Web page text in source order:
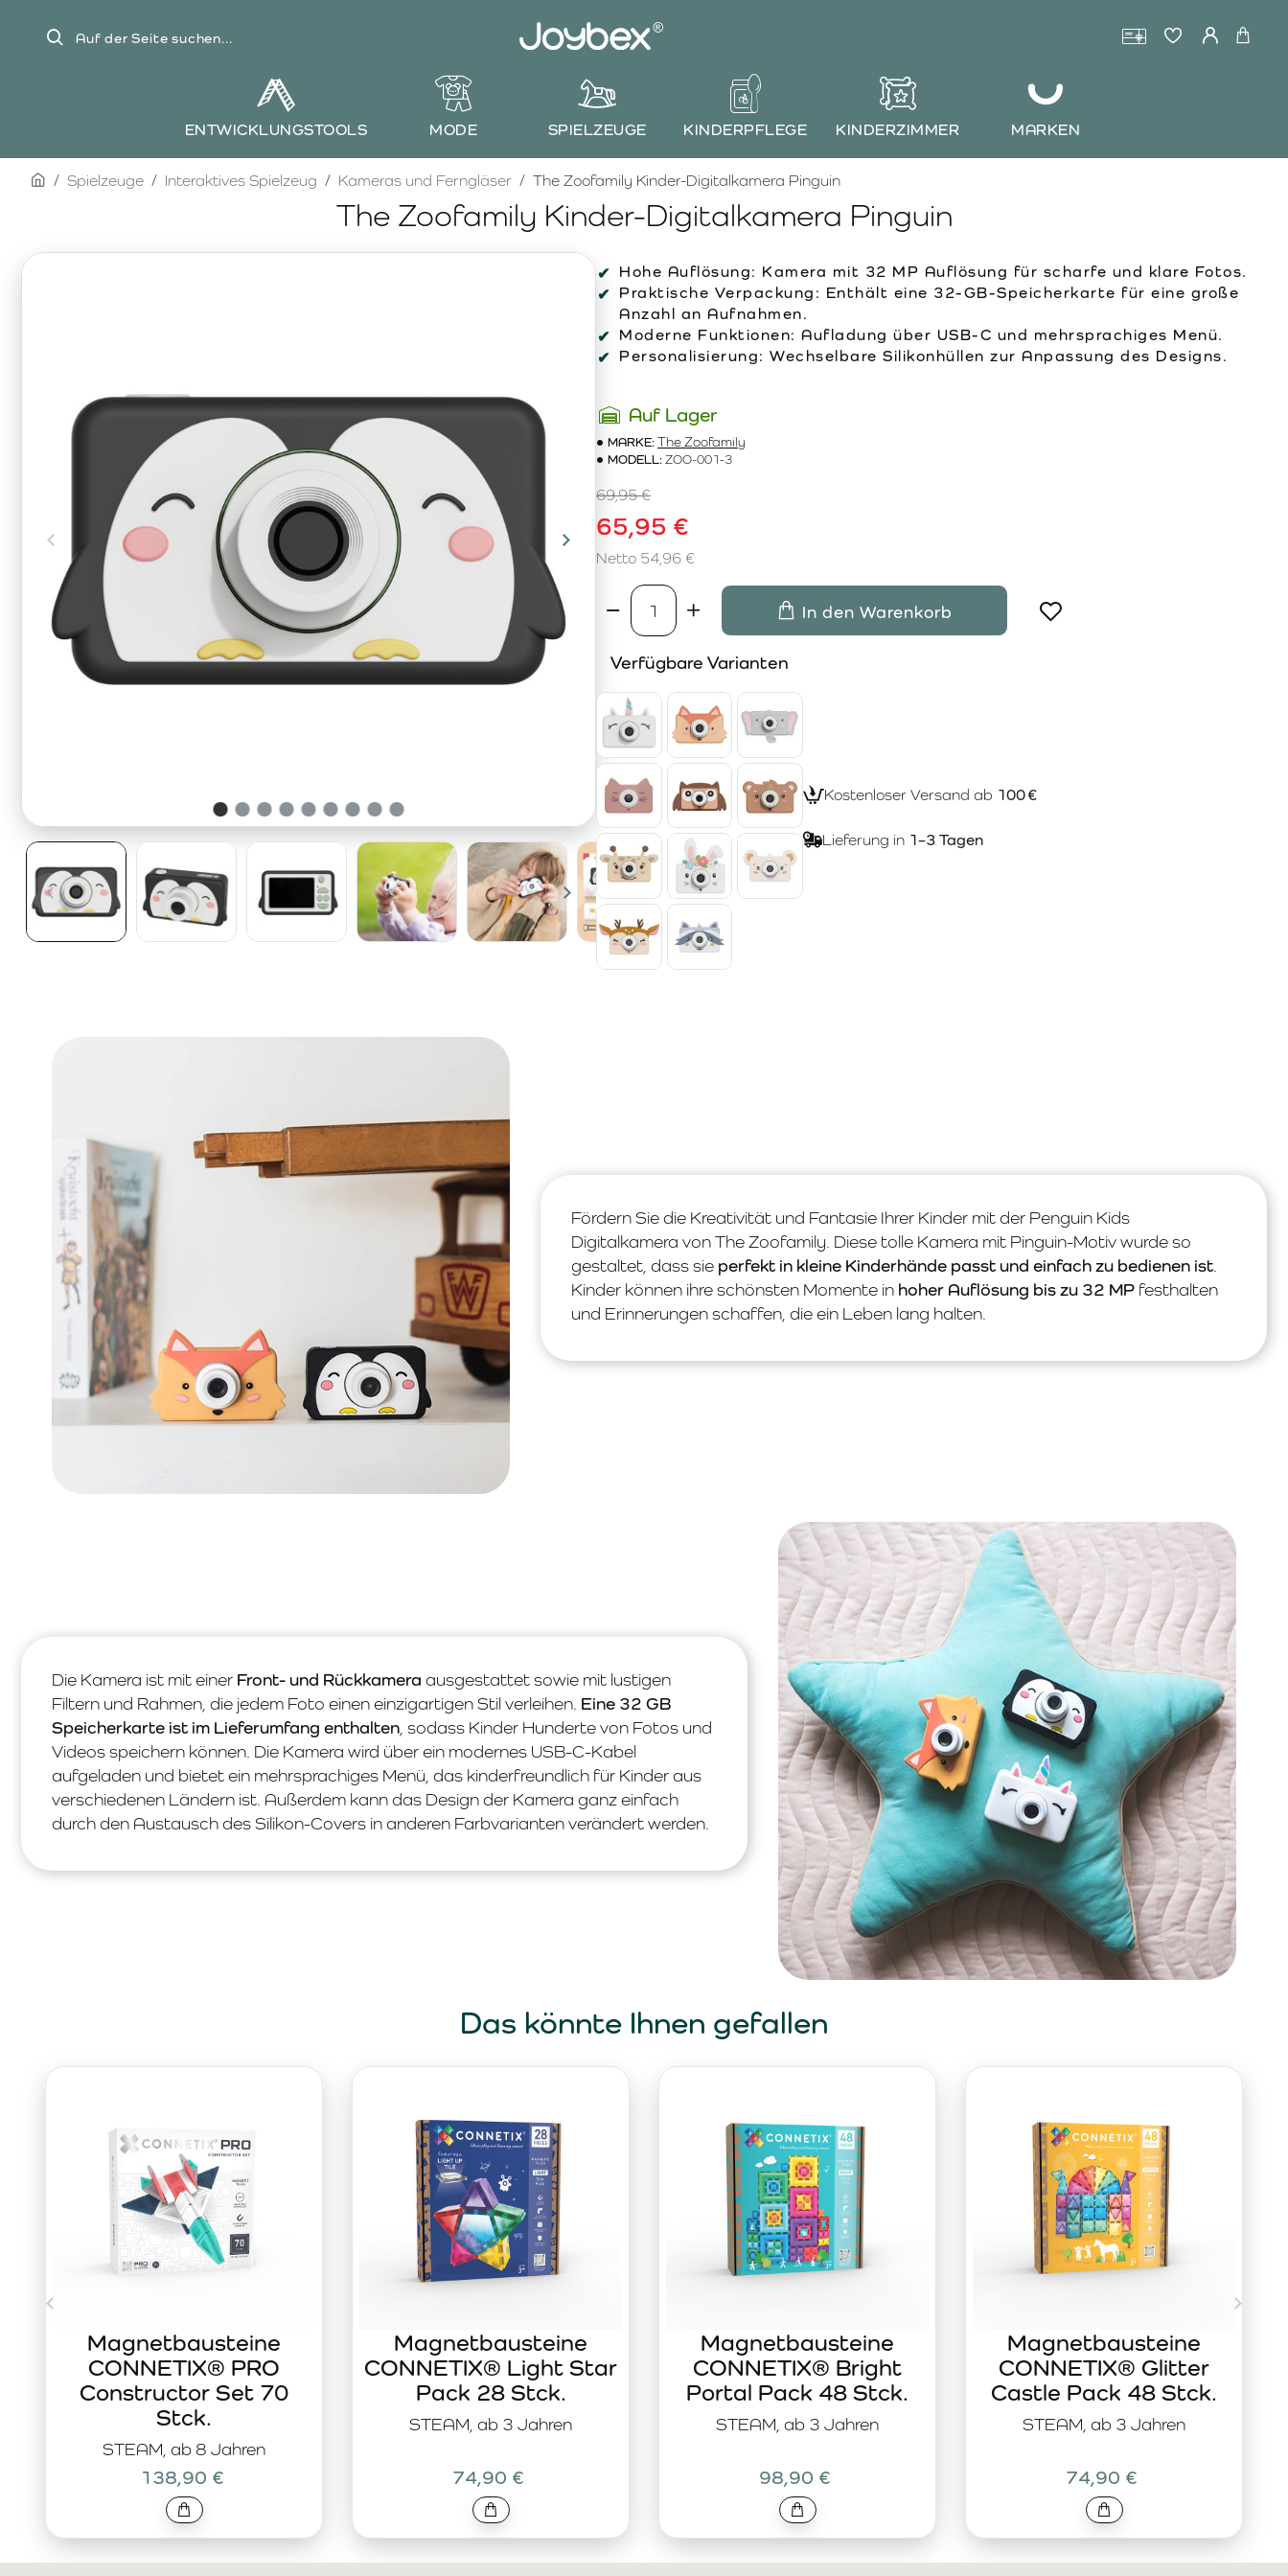
Auf
ENTWICKLUNGSTOOLS MODE SPIELZEUGE KINDERPFLEGE KINDERZIMMER MARKEN
The Zoofamily Kinder-Digitalkamera Pinguin
homeSpielzeuge Interaktives Spielzeug Kameras und Ferngläser The Zoofamily Kinder-Digitalkamera Pinguin
Hohe Auflösung: Kamera mit 32 MP Auflösung für scharfe und klare Fotos.
Praktische Verpackung: Enthält eine 32-GB-Speicherkarte für eine große
Anzahl an Aufnahmen.
Moderne Funktionen: Aufladung über USB-C und mehrsprachiges Menü.
Personalisierung: Wechselbare Silikonhüllen zur Anpassung des Designs.
Auf Lager
MARKE:The Zoofamily
MODELL:ZOO-001-3
65,95 €
69,95 €
Netto 54,96 €
In den Warenkorb
Verfügbare Varianten
Kostenloser Versand ab 100 €
Lieferung in 1–3 Tagen
Fördern Sie die Kreativität und Fantasie Ihrer Kinder mit der Penguin Kids
Digitalkamera von The Zoofamily. Diese tolle Kamera mit Pinguin-Motiv wurde so
gestaltet, dass sie perfekt in kleine Kinderhände passt und einfach zu bedienen ist.
Kinder können ihre schönsten Momente in hoher Auflösung bis zu 32 MPfesthalten
und Erinnerungen schaffen, die ein Leben lang halten.
Die Kamera ist mit einer Front- und Rückkamera ausgestattet sowie mit lustigen
Filtern und Rahmen, die jedem Foto einen einzigartigen Stil verleihen. Eine 32 GB
Speicherkarte ist im Lieferumfang enthalten , sodass Kinder Hunderte von Fotos und
Videos speichern können. Die Kamera wird über ein modernes USB-C-Kabel
aufgeladen und bietet ein mehrsprachiges Menü, das kinderfreundlich für Kinder aus
verschiedenen Ländern ist. Außerdem kann das Design der Kamera ganz einfach
durch den Austausch des Silikon-Covers in anderen Farbvarianten verändert werden.
Das könnte Ihnen gefallen
STEAM, ab 8 Jahren
Magnetbausteine
CONNETIX® PRO
Constructor Set 70
Stck.
138,90 €
STEAM, ab 3 Jahren
Magnetbausteine
CONNETIX® Light Star
Pack 28 Stck.
74,90 €
STEAM, ab 3 Jahren
Magnetbausteine
CONNETIX® Bright
Portal Pack 48 Stck.
98,90 €
STEAM, ab 3 Jahren
Magnetbausteine
CONNETIX® Glitter
Castle Pack 48 Stck.
74,90 €